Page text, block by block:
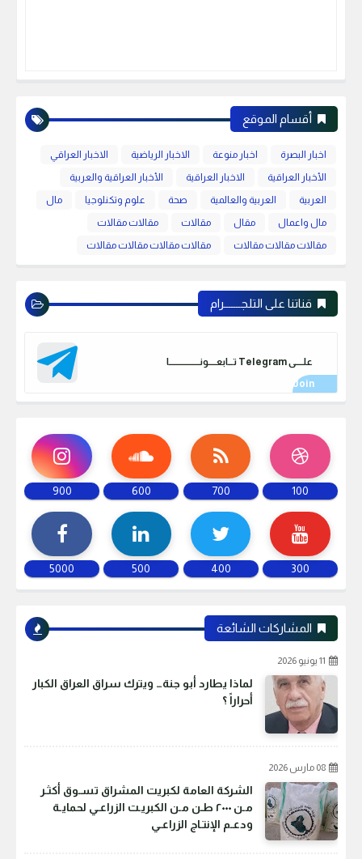
أقسام الموقع
اخبار البصرة اخبار منوعة الاخبار الرياضية
الاخبار العراقي
الأخبار العراقية
الاخبار العراقية
الأخبار العراقية والعربية
العربية
العربية والعالمية صحة علوم وتكنلوجيا
مال
مال واعمال
مقال مقالات
مقالات مقالات
مقالات مقالات مقالات
مقالات مقالات مقالات مقالات
قناتنا على التلجـــــــرام
علـــــى Telegram تـــابعـــــونـــــــــــــــــــا
100
700
600
900
300
400
500
5000
المشاركات الشائعة
11 يونيو 2026
لماذا يطارد أبو جنة… ويترك سراق العراق الكبار
أحراراً ؟
08 مارس 2026
الشركة العامة لكبريت المشراق تسـوق أكثـر
مـن ٢٠٠٠ طـن مـن الكبريـت الزراعـي لحمايـة
ودعـم الإنتـاج الزراعـي